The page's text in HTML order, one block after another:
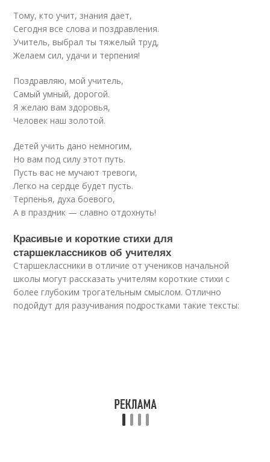
Тому, кто учит, знания дает,
Сегодня все слова и поздравления.
Учитель, выбрал ты тяжелый труд,
Желаем сил, удачи и терпения!
Поздравляю, мой учитель,
Самый умный, дорогой.
Я желаю вам здоровья,
Человек наш золотой.
Детей учить дано немногим,
Но вам под силу этот путь.
Пусть вас не мучают тревоги,
Легко на сердце будет пусть.
Терпенья, духа боевого,
А в праздник — славно отдохнуть!
Красивые и короткие стихи для
старшеклассников об учителях
Старшеклассники в отличие от учеников начальной
школы могут рассказать учителям короткие стихи с
более глубоким трогательным смыслом. Отлично
подойдут для разучивания подростками такие тексты: